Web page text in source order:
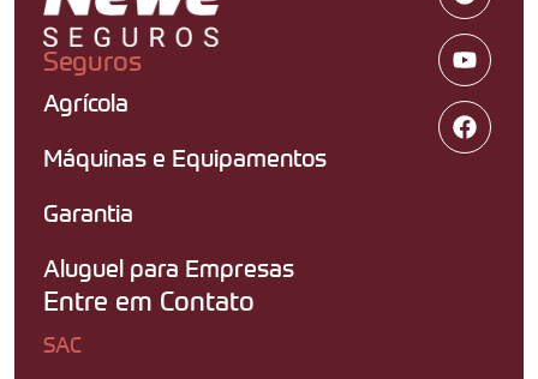
Seguros
Agrícola
Máquinas e Equipamentos
Garantia
Aluguel para Empresas
Entre em Contato
SAC